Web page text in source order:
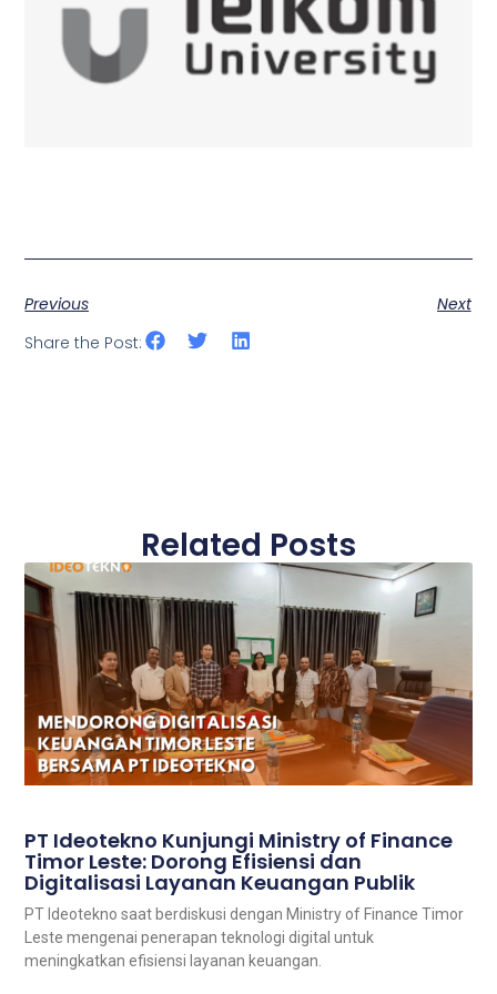
Previous
Next
Share the Post:
Related Posts
PT Ideotekno Kunjungi Ministry of Finance
Timor Leste: Dorong Efisiensi dan
Digitalisasi Layanan Keuangan Publik
PT Ideotekno saat berdiskusi dengan Ministry of Finance Timor
Leste mengenai penerapan teknologi digital untuk
meningkatkan efisiensi layanan keuangan.